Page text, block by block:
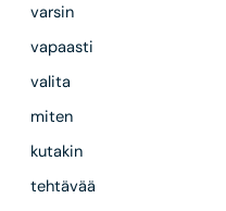
varsin
vapaasti
valita
miten
kutakin
tehtävää